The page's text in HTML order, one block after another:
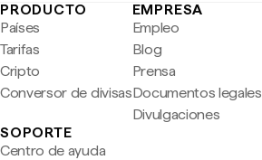
PRODUCTO
Países
Tarifas
Cripto
Conversor de divisas
EMPRESA
Empleo
Blog
Prensa
Documentos legales
Divulgaciones
SOPORTE
Centro de ayuda